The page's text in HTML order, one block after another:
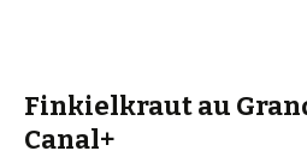
Finkielkraut au
Canal+